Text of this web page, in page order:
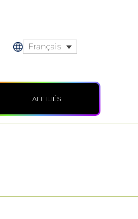
Français
AFFILIÉS